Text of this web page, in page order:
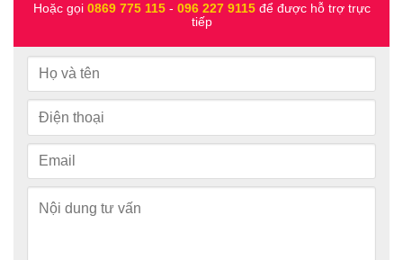
Hoặc gọi 0869 775 115- 096 227 9115 để được hỗ trợ trực
tiếp